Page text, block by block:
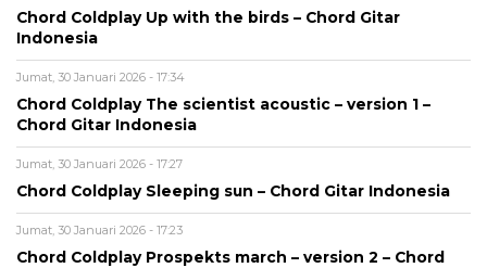
Chord Coldplay Up with the birds – Chord Gitar
Indonesia
Jumat, 30 Januari 2026 - 17:34
Chord Coldplay The scientist acoustic – version 1 –
Chord Gitar Indonesia
Jumat, 30 Januari 2026 - 17:27
Chord Coldplay Sleeping sun – Chord Gitar Indonesia
Jumat, 30 Januari 2026 - 17:23
Chord Coldplay Prospekts march – version 2 – Chord